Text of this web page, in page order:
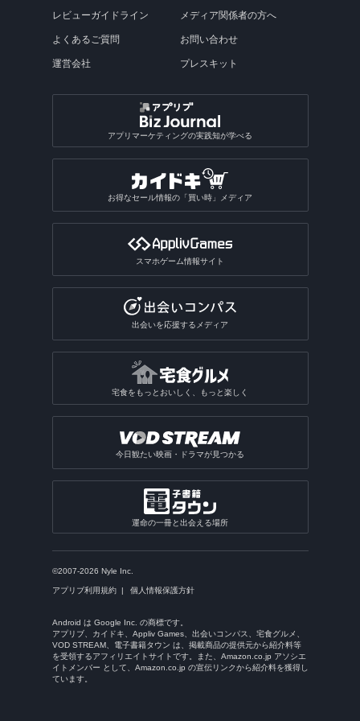
ストレス発散ゲームアプリ
料理・食べ物系ゲームアプリ
陸上競技ゲームアプリ
格闘技・武道ゲームアプリ
卓球ゲームアプリ
バドミントンゲームアプリ
バレーゲームアプリ
ビリヤードゲームアプリ
運試しゲームアプリ
チンチロリンアプリ
テトリス系ゲームアプリ
ぷよぷよ系ゲームアプリ
2048系ゲームアプリ
パズルボブル系ゲームアプリ
モンスト系ゲームアプリ
不思議のダンジョン系アプリ
3Dサンドボックスアプリ
クラロワ系対戦ゲームアプリ
Steamゲームをスマホでアプリ
キャラクターメモアプリ
インターネットアプリ
VRアプリ
SPI対策アプリ
就活アプリ
バイト探しアプリ
インターンアプリ
人材派遣求人情報アプリ
子育てSNSアプリ
SNS一括投稿アプリ
匿名SNSアプリ
アバターSNSアプリ
テキスト読み上げアプリ
駅構内案内アプリ
フライトレーダーアプリ
道路交通情報アプリ
翻訳アプリ
図鑑アプリ総合
魚図鑑アプリ
昆虫図鑑アプリ
楽器演奏アプリ
作曲アプリ
音楽SNSアプリ
ポッドキャストアプリ
ラジオ録音アプリ
小説アプリ
読書記録・本棚管理アプリ
推し活アプリ総合
占いアプリ総合
星座占いアプリ
四柱推命アプリ
動物占いアプリ
おみくじアプリ
おもしろい診断アプリ
おもしろい診断アプリ総合
性格診断アプリ
ギャンブルアプリ総合
パチンコ・パチスロアプリ
宝くじアプリ
公営ギャンブルアプリ
芸術・文化アプリ
芸術鑑賞アプリ
サブカルチャーアプリ
VTuberアプリ
テレビアプリ
テレビアプリ総合
TV番組表アプリ
テレビリモコンアプリ
オタクアプリ総合
動画撮影アプリ
写真修正アプリ
写真合成アプリ
おもしろ加工アプリ
誕生日動画アプリ
盛れるビデオカメラアプリ
動画ファイル形式変換アプリ
動画モザイクアプリ
動画分割アプリ
動画に文字を入れるアプリ
写真を動画にするアプリ
動画を写真にするアプリ
写真共有アプリ
Exif情報編集アプリ
同じ写真を探すアプリ
動画スロー再生・早送りアプリ
壁紙のダウンロードアプリ
レビューガイドライン
よくあるご質問
運営会社
メディア関係者の方へ
お問い合わせ
プレスキット
アプリマーケティングの実践知が学べる
お得なセール情報の「買い時」メディア
スマホゲーム情報サイト
出会いを応援するメディア
宅食をもっとおいしく、もっと楽しく
今日観たい映画・ドラマが見つかる
運命の一冊と出会える場所
©2007-2026 Nyle Inc.
アプリブ利用規約 個人情報保護方針
Android は Google Inc. の商標です。
アプリブ、カイドキ、Appliv Games、出会いコンパス、宅食グルメ、
VOD STREAM、電子書籍タウン は、掲載商品の提供元から紹介料等
を受領するアフィリエイトサイトです。また、Amazon.co.jp アソシエ
イトメンバー として、Amazon.co.jp の宣伝リンクから紹介料を獲得し
ています。